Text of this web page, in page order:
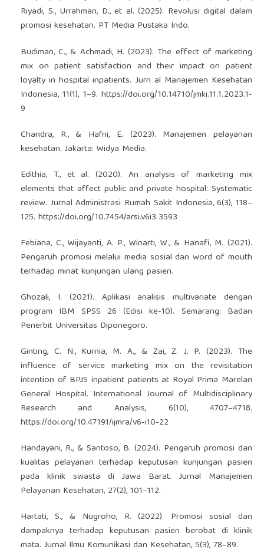
Riyadi, S., Urrahman, D., et al. (2025). Revolusi digital dalam
promosi kesehatan. PT Media Pustaka Indo.
Budiman, C., & Achmadi, H. (2023). The effect of marketing
mix on patient satisfaction and their impact on patient
loyalty in hospital inpatients. Jurn al Manajemen Kesehatan
Indonesia, 11(1), 1–9.https://doi.org/10.14710/jmki.11.1.2023.1-
9
Chandra, R., & Hafni, E. (2023). Manajemen pelayanan
kesehatan. Jakarta: Widya Media.
Edithia, T., et al. (2020). An analysis of marketing mix
elements that affect public and private hospital: Systematic
review. Jurnal Administrasi Rumah Sakit Indonesia, 6(3), 118–
125. https://doi.org/10.7454/arsi.v6i3.3593
Febiana, C., Wijayanti, A. P., Winarti, W., & Hanafi, M. (2021).
Pengaruh promosi melalui media sosial dan word of mouth
terhadap minat kunjungan ulang pasien.
Ghozali, I. (2021). Aplikasi analisis multivariate dengan
program IBM SPSS 26 (Edisi ke-10). Semarang: Badan
Penerbit Universitas Diponegoro.
Ginting, C. N., Kurnia, M. A., & Zai, Z. J. P. (2023). The
influence of service marketing mix on the revisitation
intention of BPJS inpatient patients at Royal Prima Marelan
General Hospital. International Journal of Multidisciplinary
Research and Analysis, 6(10), 4707–4718.
https://doi.org/10.47191/ijmra/v6-i10-22
Handayani, R., & Santoso, B. (2024). Pengaruh promosi dan
kualitas pelayanan terhadap keputusan kunjungan pasien
pada klinik swasta di Jawa Barat. Jurnal Manajemen
Pelayanan Kesehatan, 27(2), 101–112.
Hartati, S., & Nugroho, R. (2022). Promosi sosial dan
dampaknya terhadap keputusan pasien berobat di klinik
mata. Jurnal Ilmu Komunikasi dan Kesehatan, 5(3), 78–89.